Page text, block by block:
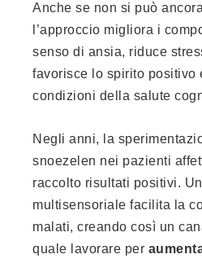
Anche se non si può
l’approccio migliora i
senso di ansia, riduce
favorisce lo spirito positivo
condizioni della salute
Negli anni, la
snoezelen nei pazienti
raccolto risultati positivi.
multisensoriale facilita la
malati, creando così un
quale lavorare per